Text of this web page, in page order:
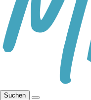
Suchen